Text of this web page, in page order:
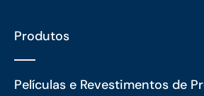
Produtos
Películas e Revestimentos de